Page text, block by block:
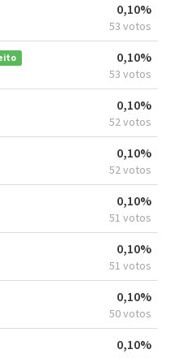
0,10%
53 votos
0,10%
53 votos
0,10%
52 votos
0,10%
52 votos
0,10%
51 votos
0,10%
51 votos
0,10%
50 votos
0,10%